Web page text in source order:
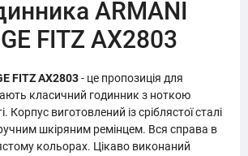
ARMANI
FITZ AX2803
FITZ AX2803- це пропозиція для
класичний годинник з ноткою
Корпус виготовлений із сріблястої сталі
шкіряним ремінцем. Вся справа в
кольорах. Цікаво виконаний